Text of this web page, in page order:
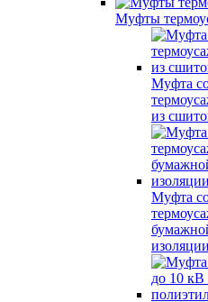
Муфты
Муфта
из
Муфта
изоляции